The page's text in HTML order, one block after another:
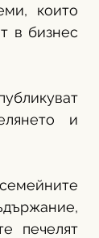
които
в бизнес
и
печелят